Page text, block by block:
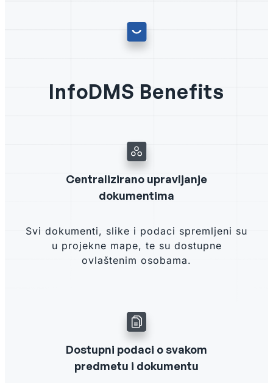
InfoDMS Benefits
Centralizirano upravljanje
dokumentima
Svi dokumenti, slike i podaci spremljeni su
u projekne mape, te su dostupne
ovlaštenim osobama.
Dostupni podaci o svakom
predmetu i dokumentu